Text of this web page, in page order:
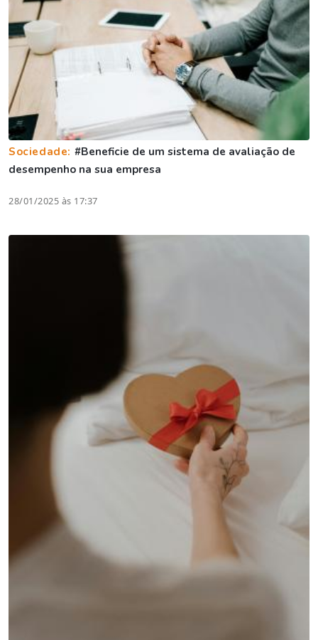
Sociedade: #Beneficie de um sistema de avaliação de
desempenho na sua empresa
28/01/2025 às 17:37